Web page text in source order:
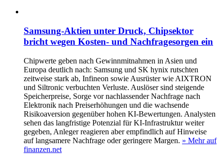
Samsung-Aktien unter Druck, Chipsektor
bricht wegen Kosten- und Nachfragesorgen ein
Chipwerte geben nach Gewinnmitnahmen in Asien und
Europa deutlich nach: Samsung und SK hynix rutschten
zeitweise stark ab, Infineon sowie Ausrüster wie AIXTRON
und Siltronic verbuchten Verluste. Auslöser sind steigende
Speicherpreise, Sorge vor nachlassender Nachfrage nach
Elektronik nach Preiserhöhungen und die wachsende
Risikoaversion gegenüber hohen KI-Bewertungen. Analysten
sehen das langfristige Potenzial für KI-Infrastruktur weiter
gegeben, Anleger reagieren aber empfindlich auf Hinweise
auf langsamere Nachfrage oder geringere Margen. » Mehr auf
finanzen.net